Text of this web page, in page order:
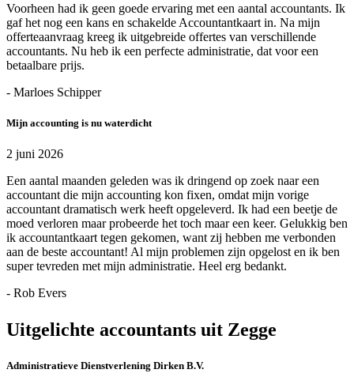
Voorheen had ik geen goede ervaring met een aantal accountants. Ik
gaf het nog een kans en schakelde Accountantkaart in. Na mijn
offerteaanvraag kreeg ik uitgebreide offertes van verschillende
accountants. Nu heb ik een perfecte administratie, dat voor een
betaalbare prijs.
- Marloes Schipper
Mijn accounting is nu waterdicht
2 juni 2026
Een aantal maanden geleden was ik dringend op zoek naar een
accountant die mijn accounting kon fixen, omdat mijn vorige
accountant dramatisch werk heeft opgeleverd. Ik had een beetje de
moed verloren maar probeerde het toch maar een keer. Gelukkig ben
ik accountantkaart tegen gekomen, want zij hebben me verbonden
aan de beste accountant! Al mijn problemen zijn opgelost en ik ben
super tevreden met mijn administratie. Heel erg bedankt.
- Rob Evers
Uitgelichte accountants uit Zegge
Administratieve Dienstverlening Dirken B.V.